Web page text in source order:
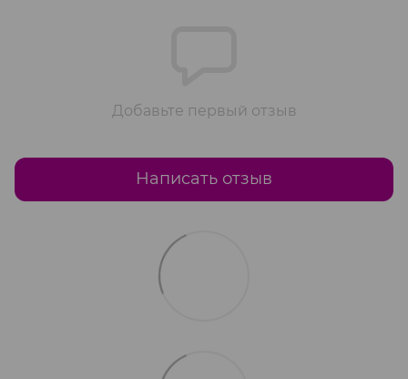
Добавьте первый отзыв
Написать отзыв